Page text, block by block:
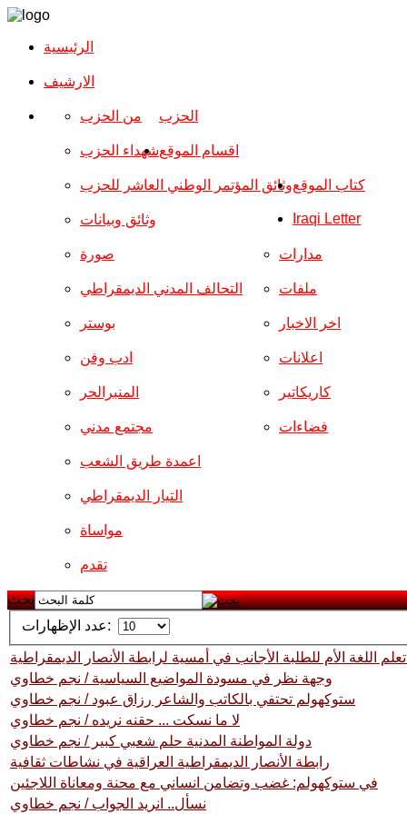
الرئيسية
الارشیف
الحزب من الحزب
شهداء الحزب
وثائق المؤتمر الوطني العاشر للحزب
وثائق وبيانات
اقسام الموقع
صورة
التحالف المدني الديمقراطي
بوستر
ادب وفن
المنبرالحر
مجتمع مدني
مدارات
ملفات
اخر الاخبار
اعلانات
كاريكاتير
فضاءات
اعمدة طريق الشعب
التيار الديمقراطي
مواساة
تقدم
كتاب الموقع
Iraqi Letter
بحث
عدد الإظهارات:
اللغة الأم للطلبة الأجانب في أمسية لرابطة الأنصار الديمقراطية
وجهة نظر في مسودة المواضيع السياسية / نجم خطاوي
ستوكهولم تحتفي بالكاتب والشاعر رزاق عبود / نجم خطاوي
لا ما نسكت ... حقنه نريده / نجم خطاوي
دولة المواطنة المدنية حلم شعبي كبير / نجم خطاوي
رابطة الأنصار الديمقراطية العراقية في نشاطات ثقافية
في ستوكهولم: غضب وتضامن انساني مع محنة ومعاناة اللاجئين
نسأل.. انريد الجواب / نجم خطاوي